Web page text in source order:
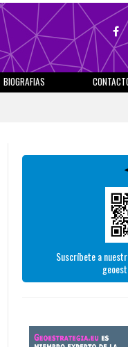
BIOGRAFIAS
Suscríbete a